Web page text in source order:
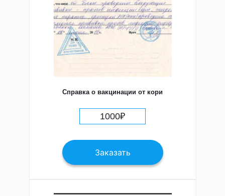
Справка о вакцинации от кори
1000₽
Заказать